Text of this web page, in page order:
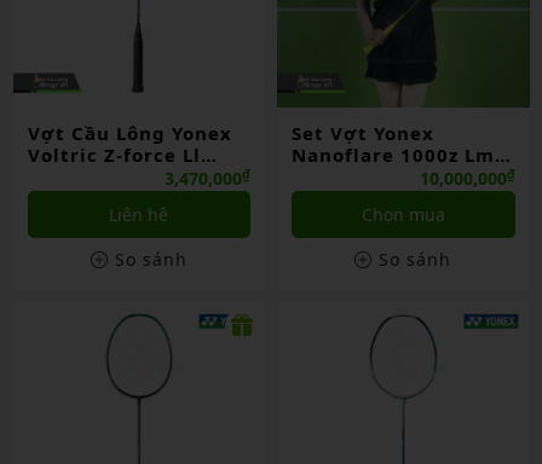
Vợt Cầu Lông Yonex
Voltric Z-force Ll
3,470,000₫
Liên hệ
So sánh
Set Vợt Yonex
Nanoflare 1000z Lmt
10,000,000₫
Chọn mua
So sánh